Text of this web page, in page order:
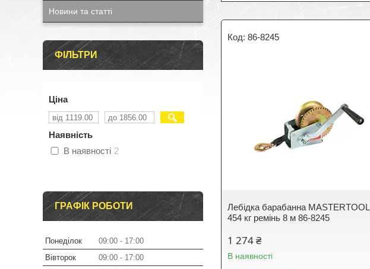
86-8245
Лебідка барабанна MASTERTOOL
454 кг ремінь 8 м 86-8245
1 274 ₴
В наявності
Новини та статті
ФІЛЬТРИ
Ціна
Наявність
В наявності 2
ГРАФІК РОБОТИ
Понеділок 09:00
17:00
Вівторок
09:00
17:00